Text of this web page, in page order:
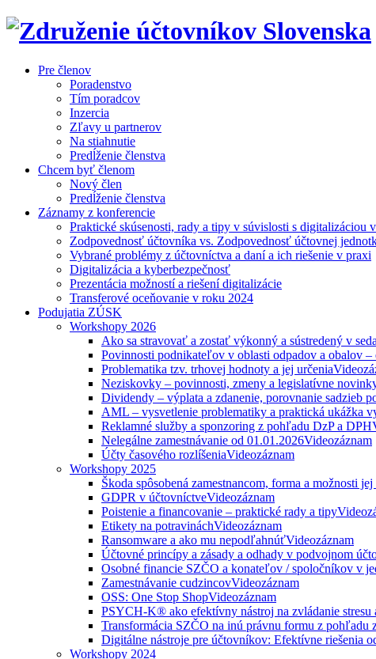
Pre členov
Poradenstvo
Tím poradcov
Inzercia
Zľavy u partnerov
Na stiahnutie
Predĺženie členstva
Chcem byť členom
Nový člen
Predĺženie členstva
Záznamy z konferencie
Praktické skúsenosti, rady a tipy v súvislosti s digitalizáciou
Zodpovednosť účtovníka vs. Zodpovednosť účtovnej
Vybrané problémy z účtovníctva a daní a ich riešenie v praxi
Digitalizácia a kyberbezpečnosť
Prezentácia možností a riešení digitalizácie
Transferové oceňovanie v roku 2024
Podujatia ZÚSK
Workshopy 2026
Ako sa stravovať a zostať výkonný a sústredený v
Povinnosti podnikateľov v oblasti odpadov a obalov
Problematika tzv. trhovej hodnoty a jej určenia
Neziskovky – povinnosti, zmeny a legislatívne
Dividendy – výplata a zdanenie, porovnanie sadzieb
AML – vysvetlenie problematiky a praktická ukážka
Reklamné služby a sponzoring z pohľadu DzP a DPH
Nelegálne zamestnávanie od 01.01.2026Videozáznam
Účty časového rozlíšeniaVideozáznam
Workshopy 2025
Škoda spôsobená zamestnancom, forma a možnosti
GDPR v účtovníctveVideozáznam
Poistenie a financovanie – praktické rady a tipy
Etikety na potravináchVideozáznam
Ransomware a ako mu nepodľahnúťVideozáznam
Účtovné princípy a zásady a odhady v podvojnom
Osobné financie SZČO a konateľov / spoločníkov v
Zamestnávanie cudzincovVideozáznam
OSS: One Stop ShopVideozáznam
PSYCH-K® ako efektívny nástroj na zvládanie
Transformácia SZČO na inú právnu formu z pohľadu
Digitálne nástroje pre účtovníkov: Efektívne riešenia
Workshopy 2024